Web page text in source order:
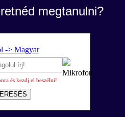
megtanulni?
-> Magyar
és kezdj el beszélni!